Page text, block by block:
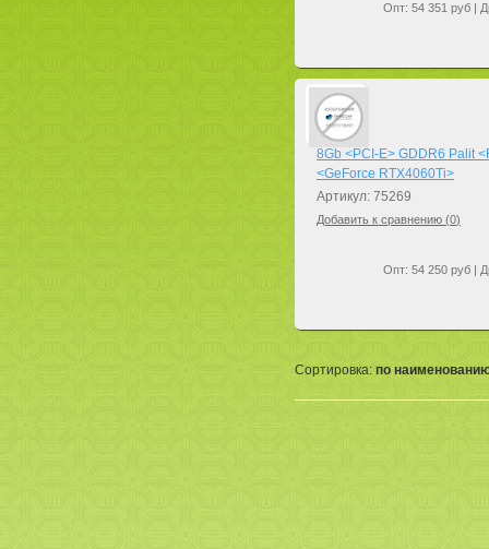
Опт: 54 351 руб |
8Gb <PCI-E> GDDR6 Palit
<GeForce RTX4060Ti>
Артикул: 75269
Добавить к сравнению (0)
Опт: 54 250 руб |
Сортировка: по